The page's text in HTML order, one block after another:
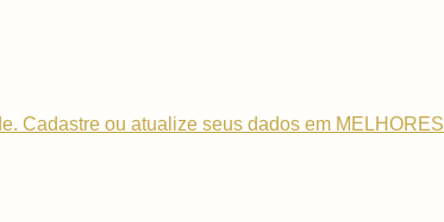
Cadastre ou atualize seus dados em MELHORES